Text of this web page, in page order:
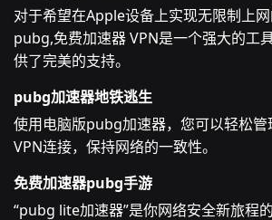
对于希望在Apple设备上实现无限制上网
pubg,免费加速器 VPN是一个强大的工
供了完美的支持。
pubg加速器地铁逃生
使用电脑版pubg加速器，您可以轻松管
VPN连接，保持网络的一致性。
免费加速器pubg手游
“pubg lite加速器”是你网络安全新旅程